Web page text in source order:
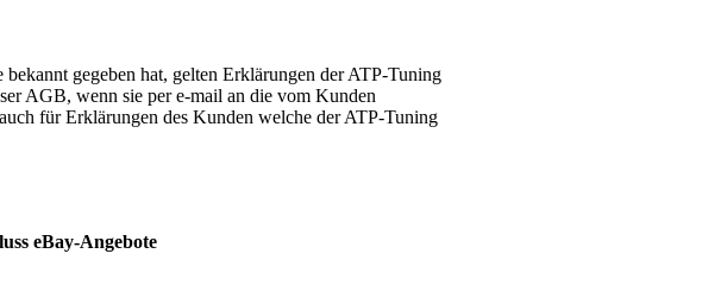
gegeben hat, gelten Erklärungen der ATP-Tuning
AGB, wenn sie per e-mail an die vom Kunden
für Erklärungen des Kunden welche der ATP-Tuning
eBay-Angebote